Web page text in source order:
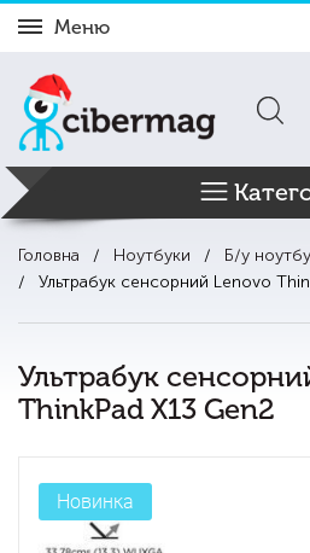
Меню
Головна Ноутбуки Б/у
Ультрабук сенсорний Lenovo
Ультрабук
ThinkPad X13 Gen2
Новинка